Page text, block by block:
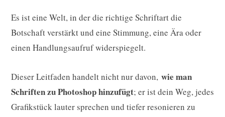
Es ist eine Welt, in der die richtige Schriftart die
Botschaft verstärkt und eine Stimmung, eine Ära oder
einen Handlungsaufruf widerspiegelt.
Dieser Leitfaden handelt nicht nur davon, wie man
Schriften zu Photoshop hinzufügt; er ist dein Weg, jedes
Grafikstück lauter sprechen und tiefer resonieren zu